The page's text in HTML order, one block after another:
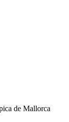
de Mallorca